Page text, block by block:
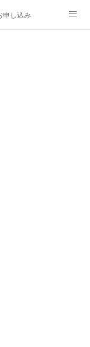
申し込み